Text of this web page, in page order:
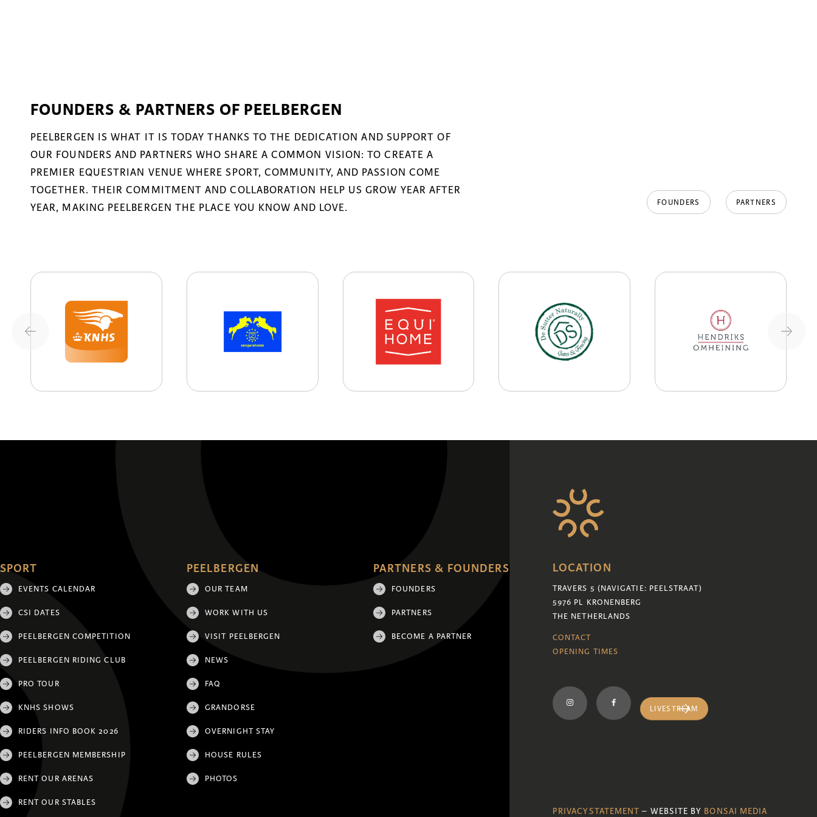
FOUNDERS & PARTNERS OF PEELBERGEN
PEELBERGEN IS WHAT IT IS TODAY THANKS TO THE DEDICATION AND SUPPORT OF
OUR FOUNDERS AND PARTNERS WHO SHARE A COMMON VISION: TO CREATE A
PREMIER EQUESTRIAN VENUE WHERE SPORT, COMMUNITY, AND PASSION COME
TOGETHER. THEIR COMMITMENT AND COLLABORATION HELP US GROW YEAR AFTER
YEAR, MAKING PEELBERGEN THE PLACE YOU KNOW AND LOVE.
FOUNDERS PARTNERS
SPORT
EVENTS CALENDAR
CSI DATES
PEELBERGEN COMPETITION
PEELBERGEN RIDING CLUB
PRO TOUR
KNHS SHOWS
RIDERS INFO BOOK 2026
PEELBERGEN MEMBERSHIP
RENT OUR ARENAS
RENT OUR STABLES
PEELBERGEN
OUR TEAM
WORK WITH US
VISIT PEELBERGEN
NEWS
FAQ
GRANDORSE
OVERNIGHT STAY
HOUSE RULES
PHOTOS
PARTNERS & FOUNDERS
FOUNDERS
PARTNERS
BECOME A PARTNER
LOCATION
TRAVERS 5 (NAVIGATIE: PEELSTRAAT)
5976 PL KRONENBERG
THE NETHERLANDS
CONTACT
OPENING TIMES
LIVESTREAM
PRIVACYSTATEMENT – WEBSITE BY BONSAI MEDIA